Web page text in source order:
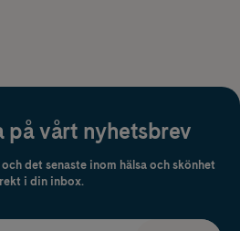
på vårt nyhetsbrev
det senaste inom hälsa och skönhet
i din inbox.